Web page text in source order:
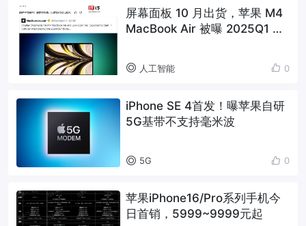
屏幕面板 10 月出货，苹果 M4
MacBook Air 被曝 2025Q1 发
人工智能 0
iPhone SE 4首发！曝苹果自研
5G基带不支持毫米波
5G 0
苹果iPhone16/Pro系列手机今
日首销，5999~9999元起